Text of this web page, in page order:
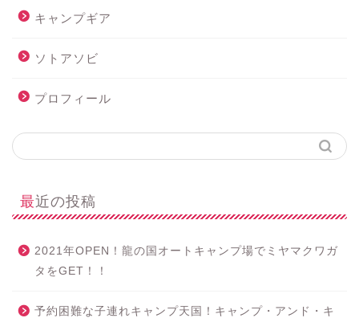
キャンプギア
ソトアソビ
プロフィール
最近の投稿
2021年OPEN！龍の国オートキャンプ場でミヤマクワガ
タをGET！！
予約困難な子連れキャンプ天国！キャンプ・アンド・キ